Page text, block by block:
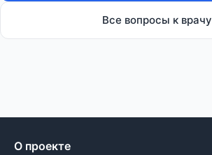
Все вопросы к врачу
О проекте